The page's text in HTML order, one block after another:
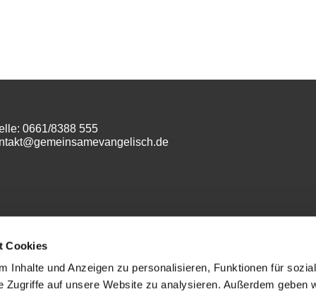
Cookies
Inhalte und Anzeigen zu personalisieren, Funktionen für
Zugriffe auf unsere Website zu analysieren. Außerdem geben
0661/8388 555
m